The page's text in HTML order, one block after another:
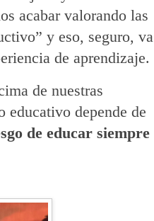
acabar valorando las
y eso, seguro, va
de aprendizaje.
de nuestras
educativo depende de
de educar siempre